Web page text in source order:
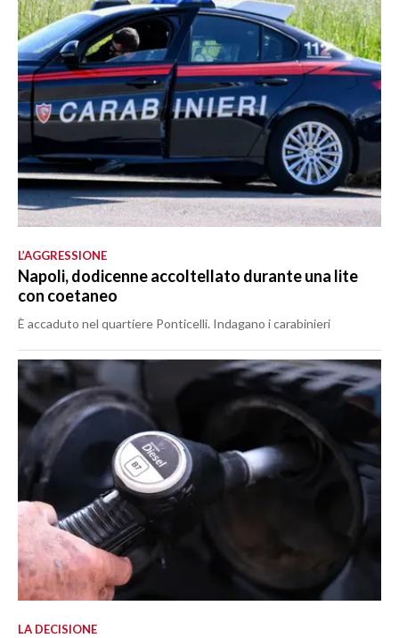
L’AGGRESSIONE
Napoli, dodicenne accoltellato durante una lite
con coetaneo
È accaduto nel quartiere Ponticelli. Indagano i carabinieri
LA DECISIONE